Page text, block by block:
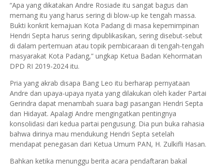
“Apa yang dikatakan Andre Rosiade itu sangat bagus dan
memang itu yang harus sering di blow-up ke tengah massa.
Bukti konkrit kemajuan Kota Padang di masa kepemimpinan
Hendri Septa harus sering dipublikasikan, sering disebut-sebut
di dalam pertemuan atau topik pembicaraan di tengah-tengah
masyarakat Kota Padang,” ungkap Ketua Badan Kehormatan
DPD RI 2019-2024 itu.
Pria yang akrab disapa Bang Leo itu berharap pernyataan
Andre dan upaya-upaya nyata yang dilakukan oleh kader Partai
Gerindra dapat menambah suara bagi pasangan Hendri Septa
dan Hidayat. Apalagi Andre mengingatkan pentingnya
konsolidasi dari kedua partai pengusung. Dia pun buka rahasia
bahwa dirinya mau mendukung Hendri Septa setelah
mendapat penegasan dari Ketua Umum PAN, H. Zulkifli Hasan.
Bahkan ketika menunggu berita acara pendaftaran bakal